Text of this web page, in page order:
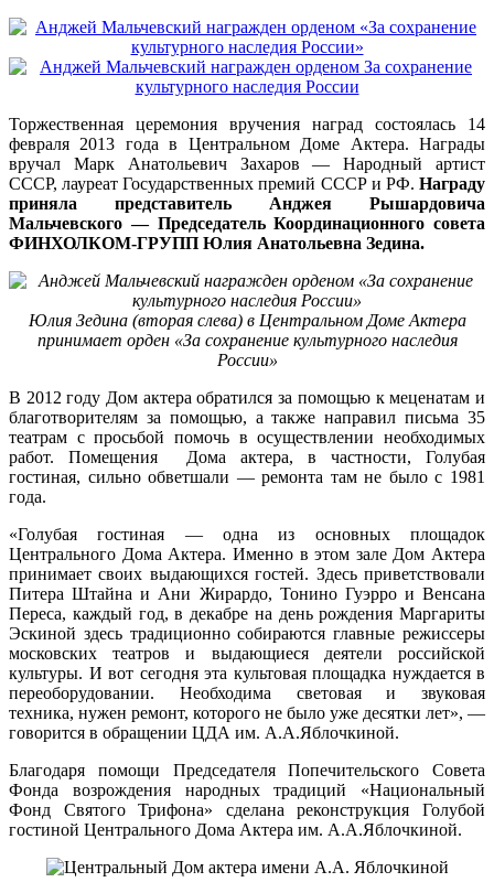
Торжественная церемония вручения наград состоялась 14
февраля 2013 года в Центральном Доме Актера. Награды
вручал Марк Анатольевич Захаров — Народный артист
СССР, лауреат Государственных премий СССР и РФ. Награду
приняла представитель Анджея Рышардовича
Мальчевского — Председатель Координационного совета
ФИНХОЛКОМ-ГРУПП Юлия Анатольевна Зедина.
Юлия Зедина (вторая слева) в Центральном Доме Актера
принимает орден «За сохранение культурного наследия
России»
В 2012 году Дом актера обратился за помощью к меценатам и
благотворителям за помощью, а также направил письма 35
театрам с просьбой помочь в осуществлении необходимых
работ. Помещения Дома актера, в частности, Голубая
гостиная, сильно обветшали — ремонта там не было с 1981
года.
«Голубая гостиная — одна из основных площадок
Центрального Дома Актера. Именно в этом зале Дом Актера
принимает своих выдающихся гостей. Здесь приветствовали
Питера Штайна и Ани Жирардо, Тонино Гуэрро и Венсана
Переса, каждый год, в декабре на день рождения Маргариты
Эскиной здесь традиционно собираются главные режиссеры
московских театров и выдающиеся деятели российской
культуры. И вот сегодня эта культовая площадка нуждается в
переоборудовании. Необходима световая и звуковая
техника, нужен ремонт, которого не было уже десятки лет», —
говорится в обращении ЦДА им. А.А.Яблочкиной.
Благодаря помощи Председателя Попечительского Совета
Фонда возрождения народных традиций «Национальный
Фонд Святого Трифона» сделана реконструкция Голубой
гостиной Центрального Дома Актера им. А.А.Яблочкиной.